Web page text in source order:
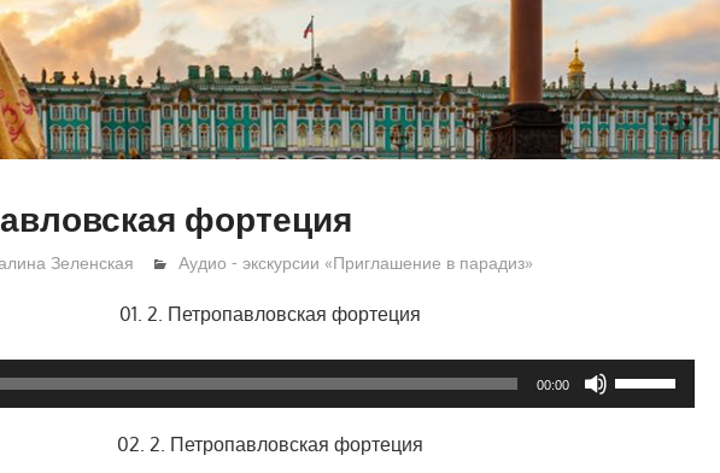
фортеция
Зеленская Аудио - экскурсии «Приглашение в парадиз»
01. 2. Петропавловская фортеция
00:00
Используйте
клавиши
02. 2. Петропавловская фортеция